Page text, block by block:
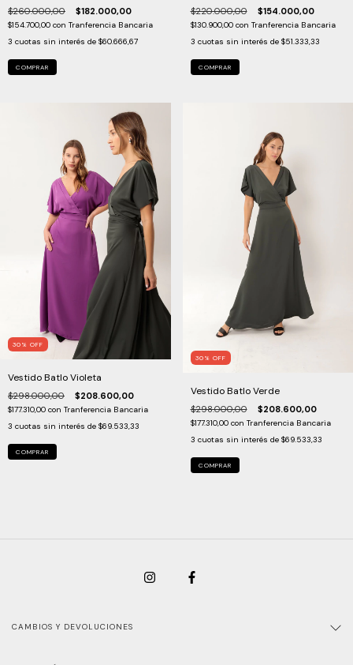
$260.000,00 $182.000,00
$154.700,00 con Tranferencia Bancaria
3 cuotas sin interés de $60.666,67
COMPRAR
$220.000,00 $154.000,00
$130.900,00 con Tranferencia Bancaria
3 cuotas sin interés de $51.333,33
COMPRAR
30 % OFF
Vestido Batlo Violeta
$298.000,00 $208.600,00
$177.310,00 con Tranferencia Bancaria
3 cuotas sin interés de $69.533,33
COMPRAR
30 % OFF
Vestido Batlo Verde
$298.000,00 $208.600,00
$177.310,00 con Tranferencia Bancaria
3 cuotas sin interés de $69.533,33
COMPRAR
CAMBIOS Y DEVOLUCIONES